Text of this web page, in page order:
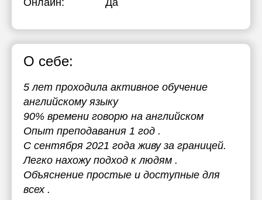
Онлайн: Да
О себе:
5 лет проходила активное обучение
английскому языку
90% времени говорю на английском
Опыт преподавания 1 год .
С сентября 2021 года живу за границей.
Легко нахожу подход к людям .
Объяснение простые и доступные для
всех .